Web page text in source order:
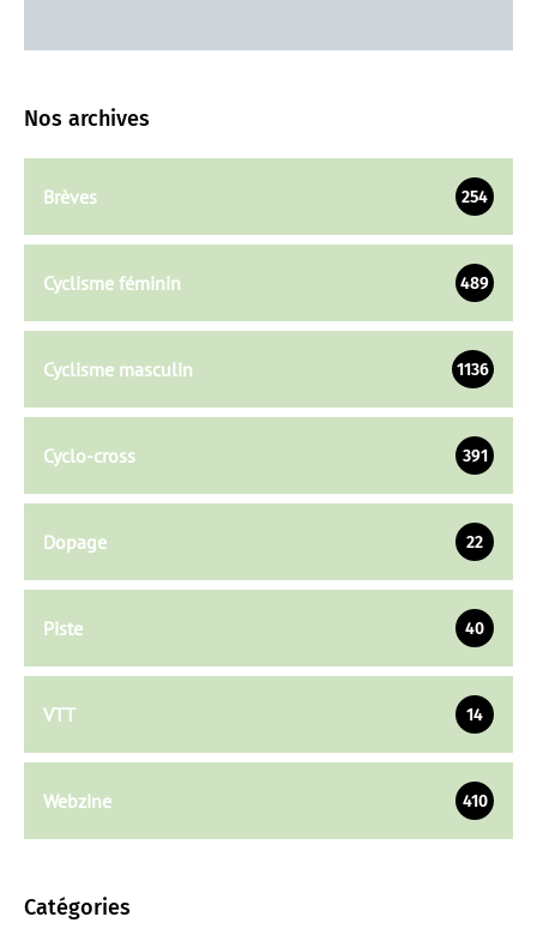
Nos archives
Brèves 254
Cyclisme féminin 489
Cyclisme masculin 1136
Cyclo-cross 391
Dopage 22
Piste 40
VTT 14
Webzine 410
Catégories